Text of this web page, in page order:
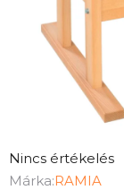
A
termék
Nincs értékelés
Márka:RAMIA